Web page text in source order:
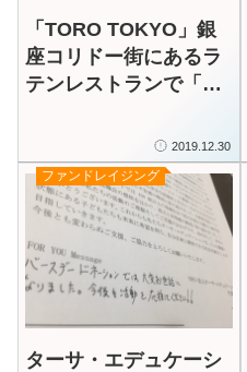
「TORO TOKYO」銀
座コリドー街にあるラ
テンレストランで「ラ
題」をいただく
2019.12.30
ファンドレイジング
ターサ・エデュケーシ